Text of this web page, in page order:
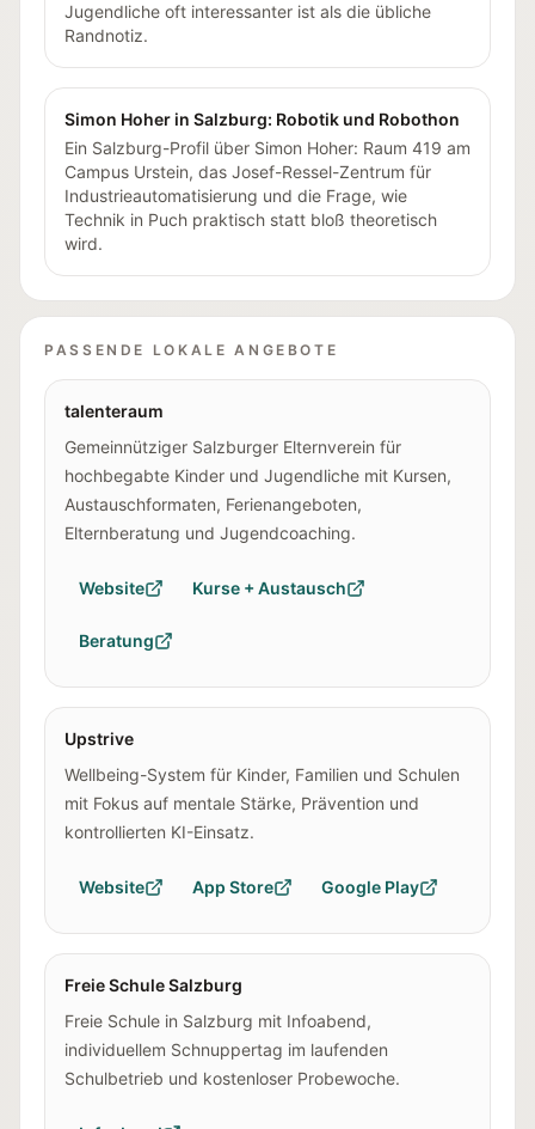
Jugendliche oft interessanter ist als die übliche
Randnotiz.
Simon Hoher in Salzburg: Robotik und Robothon
Ein Salzburg-Profil über Simon Hoher: Raum 419 am
Campus Urstein, das Josef-Ressel-Zentrum für
Industrieautomatisierung und die Frage, wie
Technik in Puch praktisch statt bloß theoretisch
wird.
PASSENDE LOKALE ANGEBOTE
talenteraum
Gemeinnütziger Salzburger Elternverein für
hochbegabte Kinder und Jugendliche mit Kursen,
Austauschformaten, Ferienangeboten,
Elternberatung und Jugendcoaching.
Website Kurse + Austausch
Beratung
Upstrive
Wellbeing-System für Kinder, Familien und Schulen
mit Fokus auf mentale Stärke, Prävention und
kontrollierten KI-Einsatz.
Website App Store Google Play
Freie Schule Salzburg
Freie Schule in Salzburg mit Infoabend,
individuellem Schnuppertag im laufenden
Schulbetrieb und kostenloser Probewoche.